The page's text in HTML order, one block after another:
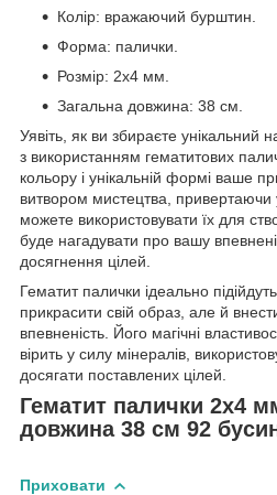
Колір: вражаючий бурштин.
Форма: палички.
Розмір: 2x4 мм.
Загальна довжина: 38 см.
Уявіть, як ви збираєте унікальний
з використанням гематитових
кольору і унікальній формі ваше
витвором мистецтва, привертаючи
можете використовувати їх для
буде нагадувати про вашу
досягнення цілей.
Гематит палички ідеально
прикрасити свій образ, але й
впевненість. Його магічні
вірить у силу мінералів,
досягати поставлених цілей.
Гематит палички 2x4
довжина 38 см 92
Приховати